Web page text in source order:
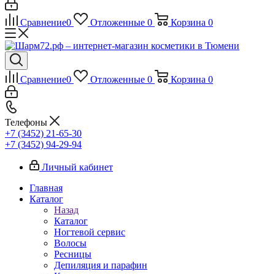
Сравнение0 Отложенные 0 Корзина 0
Сравнение0 Отложенные 0 Корзина 0
Телефоны
+7 (3452) 21-65-30
+7 (3452) 94-29-94
Личный кабинет
Главная
Каталог
Назад
Каталог
Ногтевой сервис
Волосы
Ресницы
Депиляция и парафин